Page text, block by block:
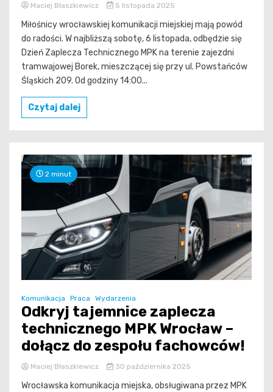
Maciej Błaszkiewicz 5 listopada 2025
Miłośnicy wrocławskiej komunikacji miejskiej mają powód
do radości. W najbliższą sobotę, 6 listopada, odbędzie się
Dzień Zaplecza Technicznego MPK na terenie zajezdni
tramwajowej Borek, mieszczącej się przy ul. Powstańców
Śląskich 209. Od godziny 14:00...
Czytaj dalej
2 minut
Komunikacja Praca Wydarzenia
Odkryj tajemnice zaplecza
technicznego MPK Wrocław –
dołącz do zespołu fachowców!
Maciej Błaszkiewicz 30 października 2025
Wrocławska komunikacja miejska, obsługiwana przez MPK